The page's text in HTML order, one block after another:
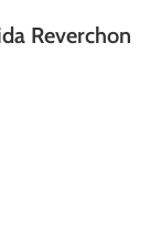
Reverchon